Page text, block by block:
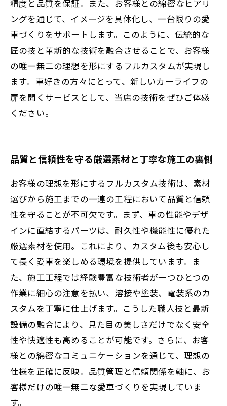
精度と品質を保証。また、お客様との綿密なヒアリ
ングを通じて、イメージを具体化し、一台限りの愛
車づくりをサポートします。このように、伝統的な
匠の技と革新的な技術を融合させることで、お客様
の唯一無二の理想を形にするフルカスタムが実現し
ます。車好きの方々にとって、新しいカーライフの
扉を開くサービスとして、当店の技術をぜひご体感
ください。
品質と信頼性を守る厳選素材と丁寧な施工の裏側
お客様の理想を形にするフルカスタム技術は、素材
選びから施工までの一連の工程において品質と信頼
性を守ることが不可欠です。まず、車の性能やデザ
インに直結するパーツは、耐久性や機能性に優れた
厳選素材を使用。これにより、カスタム後も安心し
て長く愛車を楽しめる環境を提供しています。ま
た、施工工程では経験豊富な技術者が一つひとつの
作業に細心の注意を払い、溶接や塗装、電装系のカ
スタムを丁寧に仕上げます。こうした職人技と最新
設備の融合により、見た目の美しさだけでなく安全
性や快適性も高めることが可能です。さらに、お客
様との綿密なコミュニケーションを通じて、理想の
仕様を正確に反映。品質管理と信頼関係を軸に、お
客様だけの唯一無二な愛車づくりを実現していま
す。